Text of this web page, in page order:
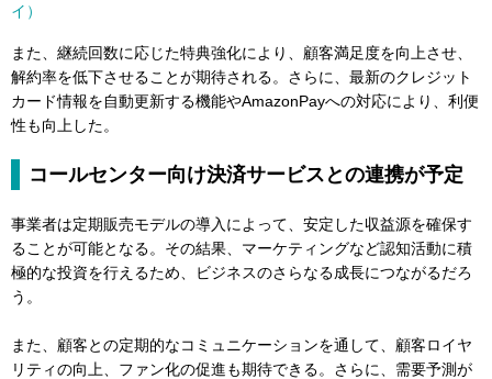
イ）
また、継続回数に応じた特典強化により、顧客満足度を向上させ、
解約率を低下させることが期待される。さらに、最新のクレジット
カード情報を自動更新する機能やAmazonPayへの対応により、利便
性も向上した。
コールセンター向け決済サービスとの連携が予定
事業者は定期販売モデルの導入によって、安定した収益源を確保す
ることが可能となる。その結果、マーケティングなど認知活動に積
極的な投資を行えるため、ビジネスのさらなる成長につながるだろ
う。
また、顧客との定期的なコミュニケーションを通して、顧客ロイヤ
リティの向上、ファン化の促進も期待できる。さらに、需要予測が